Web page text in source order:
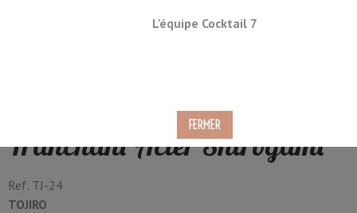
MENU
L'équipe Cocktail 7
Tojiro 16.5cm Double
Tranchant Acier Shirogami
Ref. TJ-24
TOJIRO